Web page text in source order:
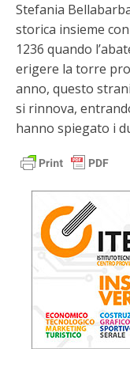
Stefania
storica insieme
1236 quando
erigere la torre
anno, questo
si rinnova,
hanno spiegato i